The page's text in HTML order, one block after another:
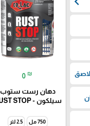
0 ₪
دهان رست ستوب
سيلكون - RUST STOP
750 مل 2.5 لتر